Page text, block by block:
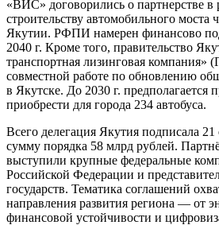
«ВИС» договорились о партнерстве в
строительству автомобильного моста
Якутии. РФПИ намерен финансово
2040 г. Кроме того, правительство
транспортная лизинговая компания»
совместной работе по обновлению
в Якутске. До 2030 г.
приобрести для города 234 автобуса.
Всего делегация Якутия подписала
сумму порядка 58 млрд рублей.
выступили крупные федеральные
Российской Федерации и
государств. Тематика соглашений
направления развития региона — от
финансовой устойчивости и